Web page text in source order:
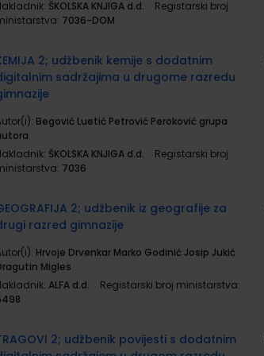
ŠKOLSKA KNJIGA d.d.
Registarski broj
7036-DOM
2; udžbenik kemije s dodatnim
sadržajima u drugome razredu
Begović Luetić Petrović Peroković grupa
ŠKOLSKA KNJIGA d.d.
Registarski broj
7036
2; udžbenik iz geografije za
razred gimnazije
Hrvoje Drvenkar Marko Godinić Josip Jukić
Migles
ALFA d.d.
Registarski broj ministarstva:
2; udžbenik povijesti s dodatnim